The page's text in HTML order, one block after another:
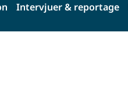
Intervjuer & reportage